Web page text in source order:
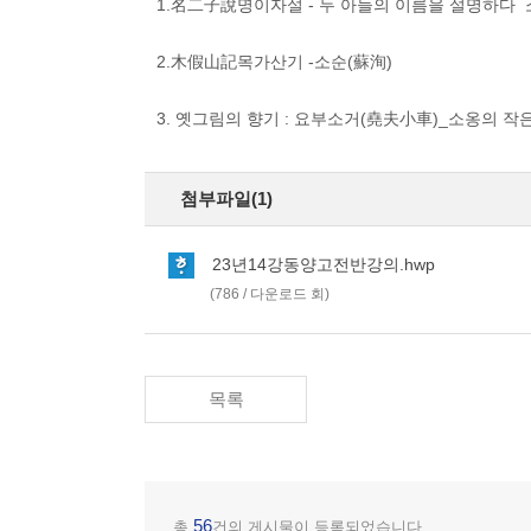
1.名二子說명이자설 - 두 아들의 이름을 설명하다
2.木假山記목가산기 -소순(蘇洵)
3. 옛그림의 향기 : 요부소거(堯夫小車)_소옹의 작
첨부파일(1)
23년14강동양고전반강의.hwp
(786 / 다운로드 회)
목록
총 56건의 게시물이 등록되었습니다.